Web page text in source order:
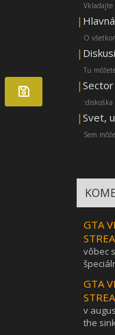
Vkladajte
|
O
|
Tu
| Sector
| Svet,
Sem
GTA
vôbec
GTA
v
the